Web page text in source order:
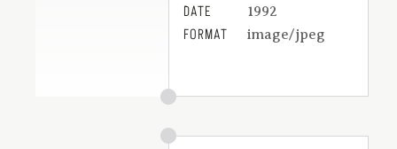
DATE 1992
FORMAT image/jpeg